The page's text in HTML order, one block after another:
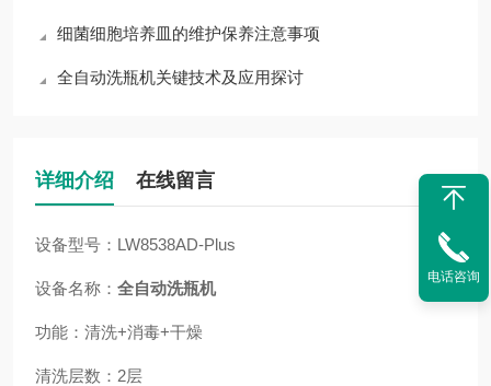
细菌细胞培养皿的维护保养注意事项
全自动洗瓶机关键技术及应用探讨
详细介绍 在线留言
设备型号：LW8538AD-Plus
设备名称： 全自动洗瓶机
功能：清洗+消毒+干燥
清洗层数：2层
电话咨询